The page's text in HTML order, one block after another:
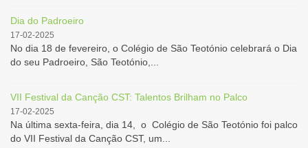
Dia do Padroeiro
17-02-2025
No dia 18 de fevereiro, o Colégio de São Teotónio celebrará o Dia
do seu Padroeiro, São Teotónio,...
VII Festival da Canção CST: Talentos Brilham no Palco
17-02-2025
Na última sexta-feira, dia 14, o Colégio de São Teotónio foi palco
do VII Festival da Canção CST, um...